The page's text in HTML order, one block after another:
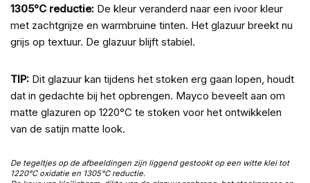
1305°C reductie: De kleur veranderd naar een ivoor kleur
met zachtgrijze en warmbruine tinten. Het glazuur breekt nu
grijs op textuur. De glazuur blijft stabiel.
TIP: Dit glazuur kan tijdens het stoken erg gaan lopen, houdt
dat in gedachte bij het opbrengen. Mayco beveelt aan om
matte glazuren op 1220°C te stoken voor het ontwikkelen
van de satijn matte look.
De tegeltjes op de afbeeldingen zijn liggend gestookt op een witte klei tot
1220°C oxidatie en 1305°C reductie.